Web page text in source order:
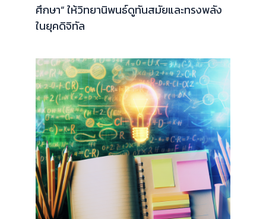
ศึกษา” ให้วิทยานิพนธ์ดูทันสมัยและทรงพลัง
ในยุคดิจิทัล